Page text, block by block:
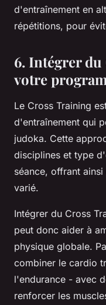
d'entraînement en
répétitions, pour
6. Intégrer
votre
Le Cross Training
d'entraînement qui
judoka. Cette
disciplines et type
séance, offrant
varié.
Intégrer du Cross
peut donc aider à
physique globale.
combiner le cardio
l'endurance - avec
renforcer les